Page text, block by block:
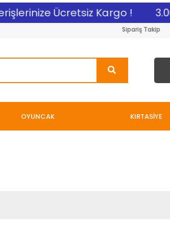
Ücretsiz Kargo !
Sipariş Takip
OYUNCAK KIRTASİYE